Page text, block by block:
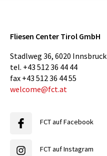
Fliesen Center Tirol GmbH
Stadlweg 36, 6020 Innsbruck
tel. +43 512 36 44 44
fax +43 512 36 44 55
welcome@fct.at
FCT auf Facebook
FCT auf Instagram